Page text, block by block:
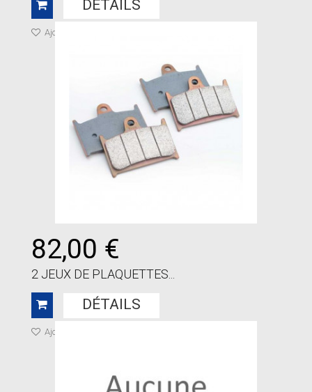
DÉTAILS
Ajouter à ma liste de cadeaux
82,00 €
2 JEUX DE PLAQUETTES...
DÉTAILS
Ajouter à ma liste de cadeaux